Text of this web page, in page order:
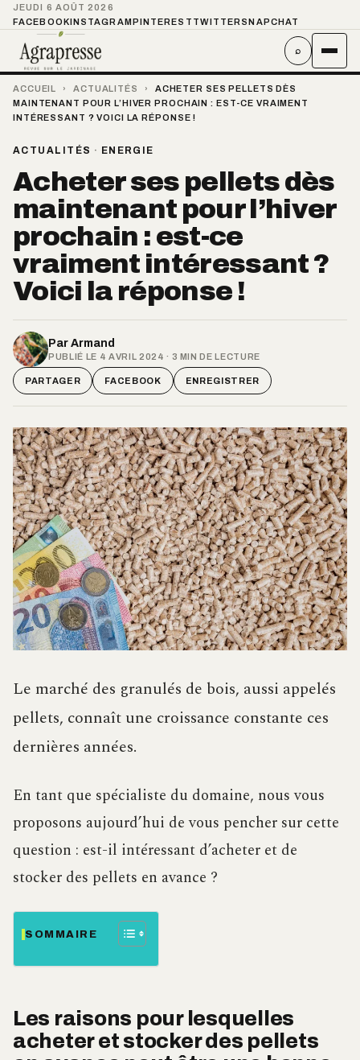
JEUDI 6 AOÛT 2026
FACEBOOKINSTAGRAMPINTEREST TWITTER SNAPCHAT
⌕
ACCUEIL › ACTUALITÉS ›
ACHETER SES PELLETS DÈS
MAINTENANT POUR L’HIVER PROCHAIN : EST-CE VRAIMENT
INTÉRESSANT ? VOICI LA RÉPONSE !
ACTUALITÉS · ENERGIE
Acheter ses pellets dès
maintenant pour l’hiver
prochain : est-ce
vraiment intéressant ?
Voici la réponse !
Par Armand
PUBLIÉ LE 4 AVRIL 2024 · 3 MIN DE LECTURE
PARTAGER FACEBOOK ENREGISTRER
Le marché des granulés de bois, aussi appelés
pellets, connaît une croissance constante ces
dernières années.
En tant que spécialiste du domaine, nous vous
proposons aujourd’hui de vous pencher sur cette
question : est-il intéressant d’acheter et de
stocker des pellets en avance ?
SOMMAIRE
Les raisons pour lesquelles
acheter et stocker des pellets